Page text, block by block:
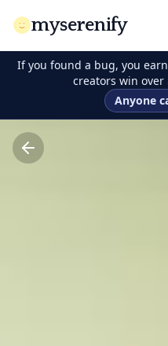
myserenify
If you found a bug, you
creators win over
Anyone